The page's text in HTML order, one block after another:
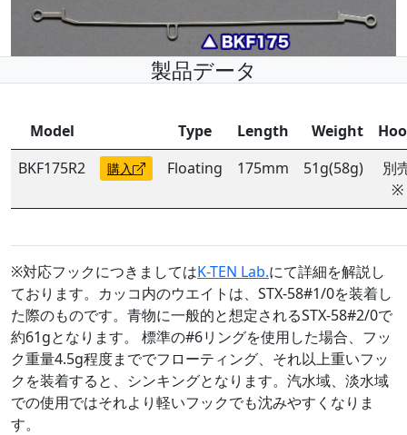
製品データ
Model Type Length Weight
BKF175R2
購入 Floating 175mm 51g(58g)
別
※
※対応フックにつきましてはK-TEN Lab.にて詳細を解説し
ております。カッコ内のウエイトは、STX-58#1/0を装着し
た際のものです。青物に一般的と想定されるSTX-58#2/0で
約61gとなります。 標準の#6リングを使用した場合、フッ
ク重量4.5g程度まででフローティング、それ以上重いフッ
クを装着すると、シンキングとなります。汽水域、淡水域
での使用ではそれより軽いフックでも沈みやすくなりま
す。